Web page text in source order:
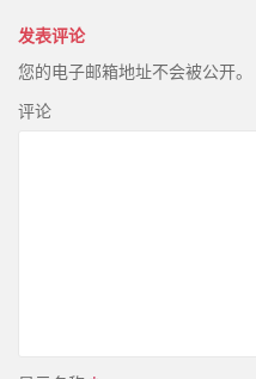
发表评论
您的电子邮箱地址不会被公开。
评论